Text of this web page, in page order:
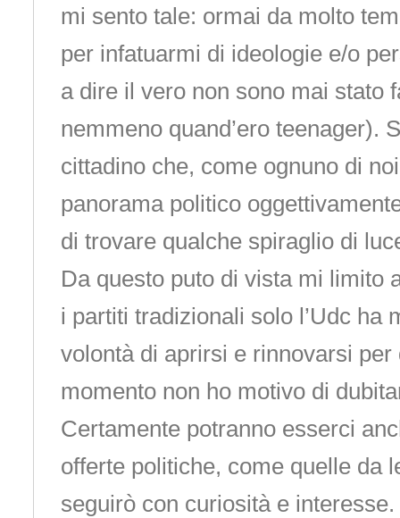
mi sento tale: ormai da molto
per infatuarmi di ideologie e/o
a dire il vero non sono mai stato
nemmeno quand’ero teenager).
cittadino che, come ognuno di
panorama politico
di trovare qualche spiraglio di
Da questo puto di vista mi limito
i partiti tradizionali solo l’Udc ha
volontà di aprirsi e rinnovarsi per
momento non ho motivo di
Certamente potranno esserci
offerte politiche, come quelle da
seguirò con curiosità e interesse.